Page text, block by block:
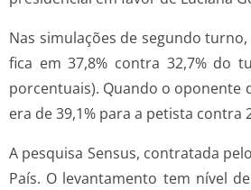
Nas simulações de segundo
fica em 37,8% contra 32,7% do
porcentuais). Quando o oponente
era de 39,1% para a petista contra
A pesquisa Sensus, contratada
País. O levantamento tem nível